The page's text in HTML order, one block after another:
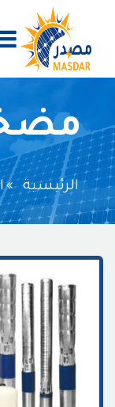
الرئيسية